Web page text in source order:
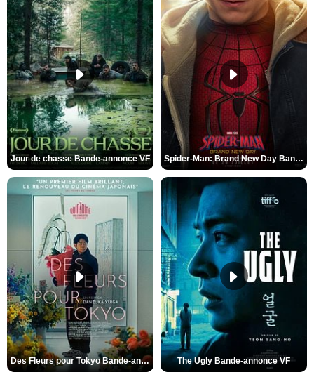
Jour de chasse Bande-annonce VF Spider-Man: Brand New Day Bande-annonce (3) VO STFR
Des Fleurs pour Tokyo Bande-annonce VO STFR The Ugly Bande-annonce VF